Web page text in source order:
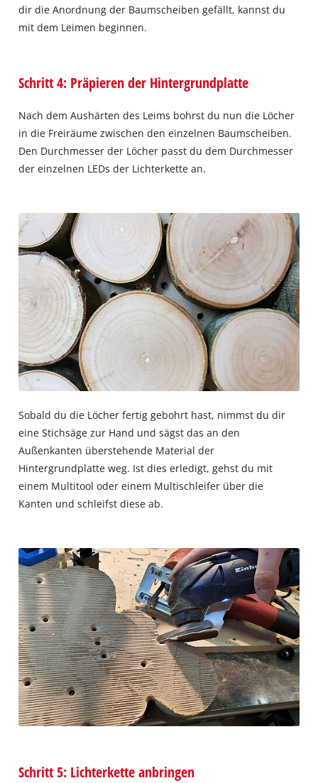
dir die Anordnung der Baumscheiben gefällt, kannst du
mit dem Leimen beginnen.
Schritt 4: Präpieren der Hintergrundplatte
Nach dem Aushärten des Leims bohrst du nun die Löcher
in die Freiräume zwischen den einzelnen Baumscheiben.
Den Durchmesser der Löcher passt du dem Durchmesser
der einzelnen LEDs der Lichterkette an.
Sobald du die Löcher fertig gebohrt hast, nimmst du dir
eine Stichsäge zur Hand und sägst das an den
Außenkanten überstehende Material der
Hintergrundplatte weg. Ist dies erledigt, gehst du mit
einem Multitool oder einem Multischleifer über die
Kanten und schleifst diese ab.
Schritt 5: Lichterkette anbringen